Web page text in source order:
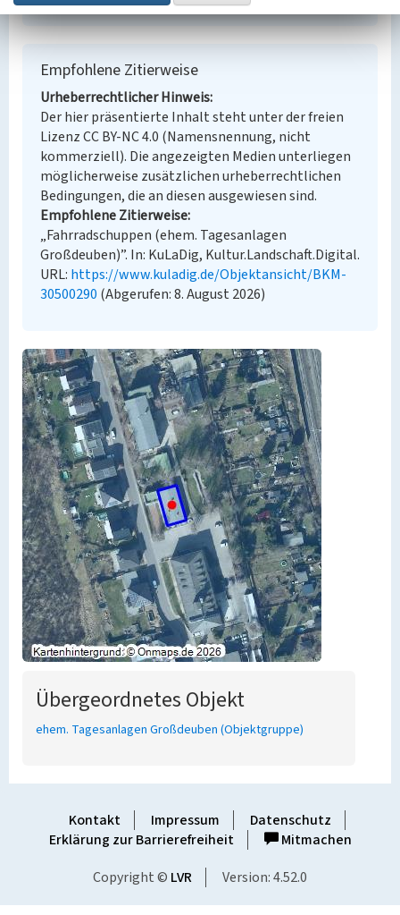
Empfohlene Zitierweise
Urheberrechtlicher Hinweis
Der hier präsentierte Inhalt steht unter der freien
Lizenz CC BY-NC 4.0 (Namensnennung, nicht
kommerziell). Die angezeigten Medien unterliegen
möglicherweise zusätzlichen urheberrechtlichen
Bedingungen, die an diesen ausgewiesen sind.
Empfohlene Zitierweise
„Fahrradschuppen (ehem. Tagesanlagen
Großdeuben)”. In: KuLaDig, Kultur.Landschaft.Digital.
URL: https://www.kuladig.de/Objektansicht/BKM-
30500290 (Abgerufen: 8. August 2026)
Übergeordnetes Objekt
ehem. Tagesanlagen Großdeuben (Objektgruppe)
Kontakt Impressum
Datenschutz
Erklärung zur Barrierefreiheit
Mitmachen
Copyright © LVR Version: 4.52.0